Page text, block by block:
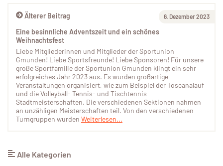
Älterer Beitrag 6. Dezember 2023
Eine besinnliche Adventszeit und ein schönes
Weihnachtsfest
Liebe Mitgliederinnen und Mitglieder der Sportunion
Gmunden! Liebe Sportsfreunde! Liebe Sponsoren! Für unsere
große Sportfamilie der Sportunion Gmunden klingt ein sehr
erfolgreiches Jahr 2023 aus. Es wurden großartige
Veranstaltungen organisiert, wie zum Beispiel der Toscanalauf
und die Volleyball- Tennis- und Tischtennis
Stadtmeisterschaften. Die verschiedenen Sektionen nahmen
an unzähligen Meisterschaften teil. Von den verschiedenen
Turngruppen wurden Weiterlesen...
Alle Kategorien